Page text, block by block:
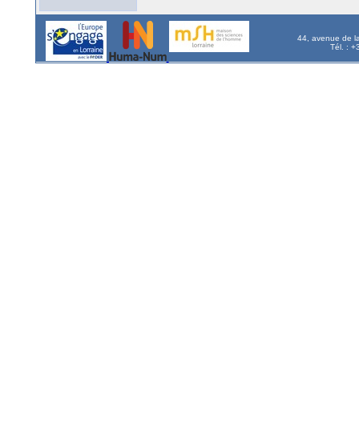
44, avenue de
Tél. :